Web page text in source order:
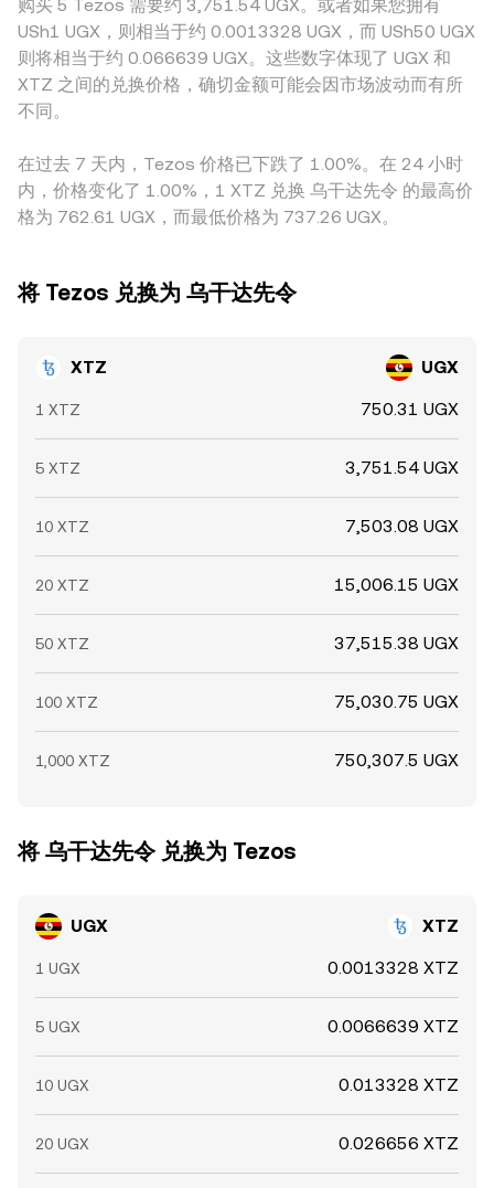
（鲸鱼）在交易所与链上钱包之间的大额划转、集中解锁或再
质押，也会在流动性较薄时加剧价格弹性，这些短线因素叠加
基本面与宏观背景，最终共同塑造 XTZ/UGX 的 conversion
rate。
随后再通过套利将链上与中心化市场间的价差逐步收敛。综合
来看，撮合式订单簿的最新成交、不同平台的 VWAP、以及
AMM 池子的定价共同构成 XTZ/UGX conversion rate 的计算
与传导机制。
率，都会影响 XTZ 在不同地区以 UGX 计价时的即时供需。此
外，部分场所的 XTZ 定价路径先基于 XTZ/USDT 或
XTZ/USD，再换算到 UGX；若 USDT 相对法币存在细小升贴
水，这一“基差”会传导进最终的 XTZ/UGX 报价，造成平台间
差异。套利者通过在不同交易所低买高卖以获取价差，通常能
速度、合规审核与成本等现实因素，套利并不总能完全抹平各
地的即时差异，因此 XTZ/UGX 的 conversion rate 在不同平
台之间仍会出现阶段性分化。
购买 5 Tezos 需要约 3,751.54 UGX。或者如果您拥有
USh1 UGX，则相当于约 0.0013328 UGX，而 USh50 UGX
则将相当于约 0.066639 UGX。这些数字体现了 UGX 和
XTZ 之间的兑换价格，确切金额可能会因市场波动而有所
不同。
在过去 7 天内，Tezos 价格已下跌了 1.00%。在 24 小时
内，价格变化了 1.00%，1 XTZ 兑换 乌干达先令 的最高价
格为 762.61 UGX，而最低价格为 737.26 UGX。
将 Tezos 兑换为 乌干达先令
XTZ UGX
1 XTZ 750.31 UGX
5 XTZ 3,751.54 UGX
10 XTZ 7,503.08 UGX
20 XTZ 15,006.15 UGX
50 XTZ 37,515.38 UGX
100 XTZ 75,030.75 UGX
1,000 XTZ 750,307.5 UGX
将 乌干达先令 兑换为 Tezos
UGX XTZ
1 UGX 0.0013328 XTZ
5 UGX 0.0066639 XTZ
10 UGX 0.013328 XTZ
20 UGX 0.026656 XTZ